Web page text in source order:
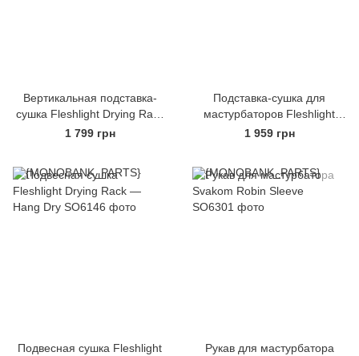
Вертикальная подставка-
сушка Fleshlight Drying Rack
— Stand Dry
1 799 грн
Подставка-сушка для
мастурбаторов Fleshlight
Drying Rack — Screw Dry
1 959 грн
Подвесная сушка Fleshlight Рукав для мастурбатора